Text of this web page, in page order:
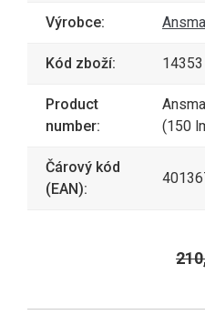
Výrobce:
Kód zboží: 14353
Product
number:
(150
Čárový kód
(EAN):